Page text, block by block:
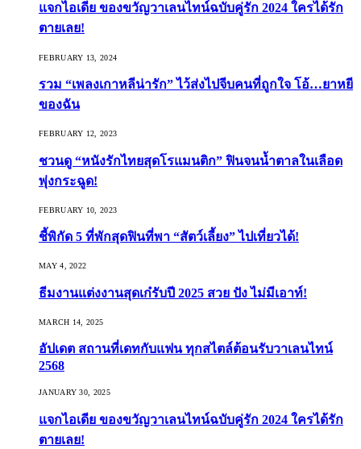
แจกไอเดีย ของขวัญวาเลนไทน์ฉบับคู่รัก 2024 ใครได้รัก
ตายเลย!
FEBRUARY 13, 2024
รวม “เพลงเกาหลีน่ารัก” ไว้ส่งไปจีบคนที่ถูกใจ โอ้…ยาหยี
ของฉัน
FEBRUARY 12, 2023
ชวนดู “หนังรักไทยสุดโรแมนติก” ฟินจนน้ำตาลในเลือด
พุ่งกระฉูด!
FEBRUARY 10, 2023
ชี้พิกัด 5 ที่พักสุดฟินที่พา “สัตว์เลี้ยง” ไปเที่ยวได้!
MAY 4, 2022
ธีมงานแต่งงานสุดเก๋รับปี 2025 สวย ปัง ไม่มีเอาท์!
MARCH 14, 2025
อัปเดต สถานที่เดทกับแฟน ทุกสไตล์ต้อนรับวาเลนไทน์
2568
JANUARY 30, 2025
แจกไอเดีย ของขวัญวาเลนไทน์ฉบับคู่รัก 2024 ใครได้รัก
ตายเลย!